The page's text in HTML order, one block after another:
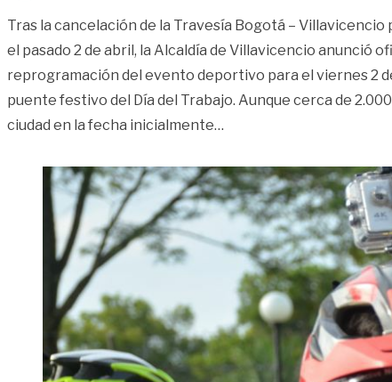
Tras la cancelación de la Travesía Bogotá –
el pasado 2 de abril, la Alcaldía de Villavicencio anunció
reprogramación del evento deportivo para el viernes 2
puente festivo del Día del Trabajo. Aunque cerca de
ciudad en la fecha inicialmente…